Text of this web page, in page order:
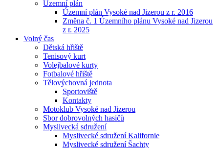
Územní plán
Územní plán Vysoké nad Jizerou z r. 2016
Změna č. 1 Územního plánu Vysoké nad Jizerou
z r. 2025
Volný čas
Dětská hřiště
Tenisový kurt
Volejbalové kurty
Fotbalové hřiště
Tělovýchovná jednota
Sportoviště
Kontakty
Motoklub Vysoké nad Jizerou
Sbor dobrovolných hasičů
Myslivecká sdružení
Myslivecké sdružení Kalifornie
Myslivecké sdružení Šachty